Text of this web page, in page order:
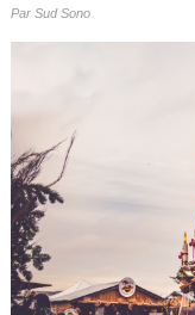
Par Sud Sono